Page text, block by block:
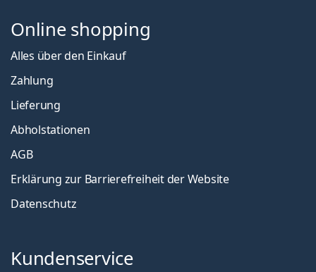
Online shopping
Alles über den Einkauf
Zahlung
Lieferung
Abholstationen
AGB
Erklärung zur Barrierefreiheit der Website
Datenschutz
Kundenservice